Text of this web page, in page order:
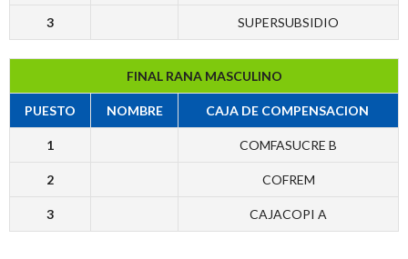
3 SUPERSUBSIDIO
FINAL RANA MASCULINO
PUESTO NOMBRE CAJA DE COMPENSACION
1 COMFASUCRE B
2 COFREM
3 CAJACOPI A